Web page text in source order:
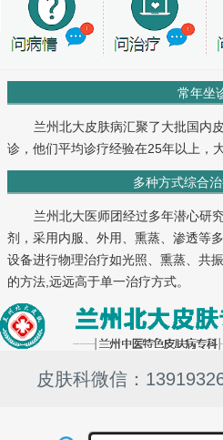
常年坐
兰州北大皮肤病汇聚了大批国内
诊，他们平均诊疗经验在25年以上，
多种方式综合
兰州北大医师团经过多年潜心研
剂，采用内服、外用、熏蒸、渗透等
设备进行物理治疗如光照、熏蒸、共
的方法,远远高于单一治疗方式。
皮肤科微信：